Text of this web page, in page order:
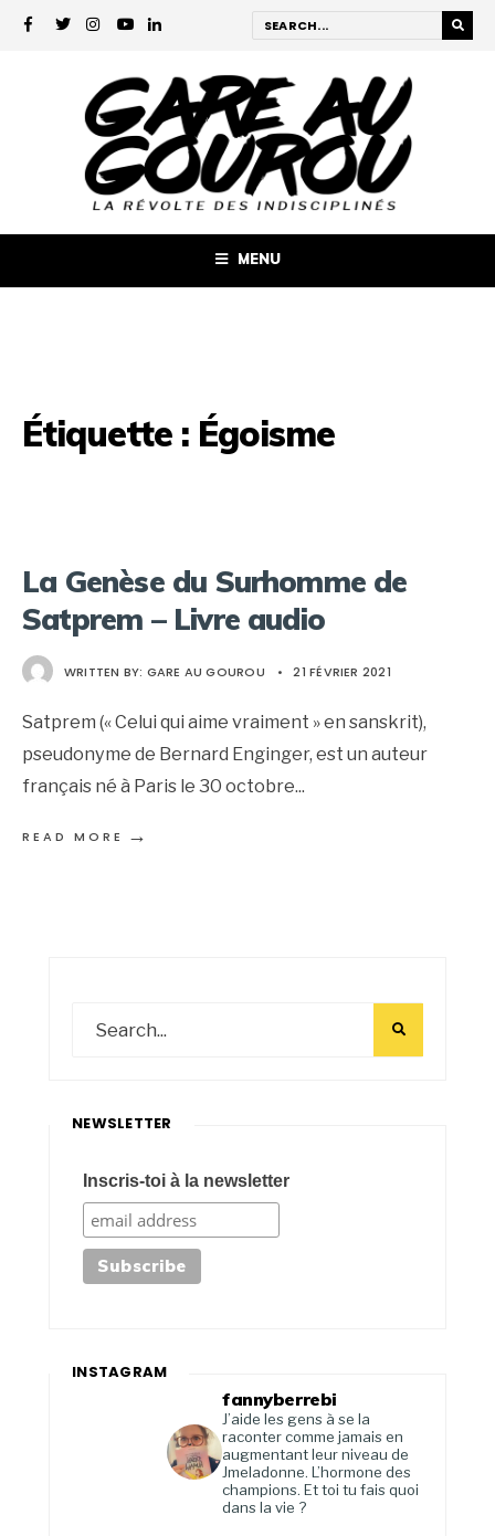
MENU
Étiquette : Égoisme
La Genèse du Surhomme de
Satprem – Livre audio
WRITTEN BY: GARE AU GOUROU • 21 FÉVRIER 2021
Satprem (« Celui qui aime vraiment » en sanskrit),
pseudonyme de Bernard Enginger, est un auteur
français né à Paris le 30 octobre...
READ MORE →
NEWSLETTER
Inscris-toi à la newsletter
INSTAGRAM
fannyberrebi
J’aide les gens à se la
raconter comme jamais en
augmentant leur niveau de
Jmeladonne. L’hormone des
champions. Et toi tu fais quoi
dans la vie ?